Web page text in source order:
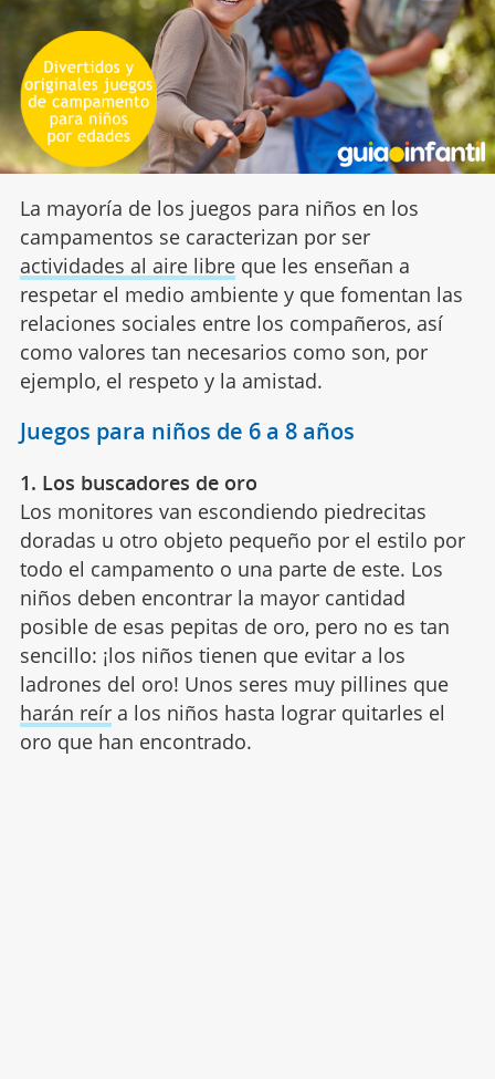
La mayoría de los juegos para niños en los
campamentos se caracterizan por ser
actividades al aire libreque les enseñan a
respetar el medio ambiente y que fomentan las
relaciones sociales entre los compañeros, así
como valores tan necesarios como son, por
ejemplo, el respeto y la amistad.
Juegos para niños de 6 a 8 años
1. Los buscadores de oro
Los monitores van escondiendo piedrecitas
doradas u otro objeto pequeño por el estilo por
todo el campamento o una parte de este. Los
niños deben encontrar la mayor cantidad
posible de esas pepitas de oro, pero no es tan
sencillo: ¡los niños tienen que evitar a los
ladrones del oro! Unos seres muy pillines que
harán reíra los niños hasta lograr quitarles el
oro que han encontrado.